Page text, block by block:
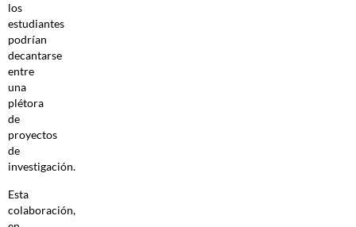
los
estudiantes
podrían
decantarse
entre
una
plétora
de
proyectos
de
investigación.
Esta
colaboración,